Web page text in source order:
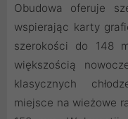
Obudowa oferuje
wspierając karty
szerokości do 148
większością
klasycznych
miejsce na wieżowe